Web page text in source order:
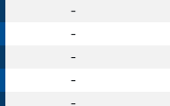
-
-
-
-